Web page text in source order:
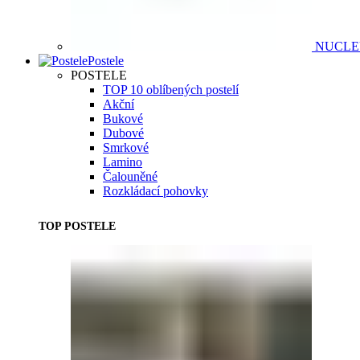
Postele
POSTELE
TOP 10 oblíbených postelí
Akční
Bukové
Dubové
Smrkové
Lamino
Čalouněné
Rozkládací pohovky
TOP POSTELE